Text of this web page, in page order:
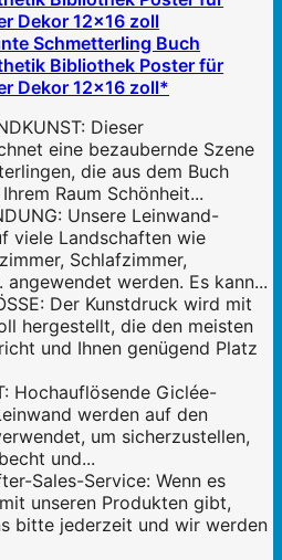
Schmetterling Buch
Bibliothek Poster für
Dekor 12x16 zoll*
Dieser
eine bezaubernde Szene
die aus dem Buch
Raum Schönheit...
Unsere Leinwand-
viele Landschaften wie
Schlafzimmer,
werden. Es kann...
Der Kunstdruck wird mit
hergestellt, die den meisten
und Ihnen genügend Platz
Hochauflösende Giclée-
werden auf den
um sicherzustellen,
und...
Sales-Service: Wenn es
unseren Produkten gibt,
bitte jederzeit und wir werden